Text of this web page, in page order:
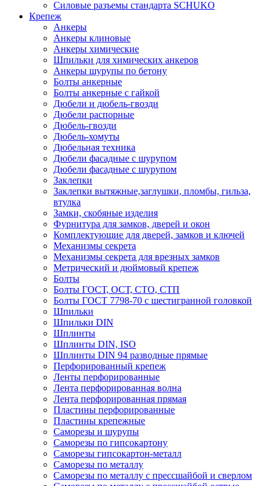
Силовые разъемы стандарта SCHUKO
Крепеж
Анкеры
Анкеры клиновые
Анкеры химические
Шпильки для химических анкеров
Анкеры шурупы по бетону
Болты анкерные
Болты анкерные с гайкой
Дюбели и дюбель-гвозди
Дюбели распорные
Дюбель-гвозди
Дюбель-хомуты
Дюбельная техника
Дюбели фасадные с шурупом
Дюбели фасадные с шурупом
Заклепки
Заклепки вытяжные,заглушки, пломбы, гильза,
втулка
Замки, скобяные изделия
Фурнитура для замков, дверей и окон
Комплектующие для дверей, замков и ключей
Механизмы секрета
Механизмы секрета для врезных замков
Метрический и дюймовый крепеж
Болты
Болты ГОСТ, ОСТ, СТО, СТП
Болты ГОСТ 7798-70 с шестигранной головкой
Шпильки
Шпильки DIN
Шплинты
Шплинты DIN, ISO
Шплинты DIN 94 разводные прямые
Перфорированный крепеж
Ленты перфорированные
Лента перфорированная волна
Лента перфорированная прямая
Пластины перфорированные
Пластины крепежные
Саморезы и шурупы
Саморезы по гипсокартону
Саморезы гипсокартон-металл
Саморезы по металлу
Саморезы по металлу с прессшайбой и сверлом